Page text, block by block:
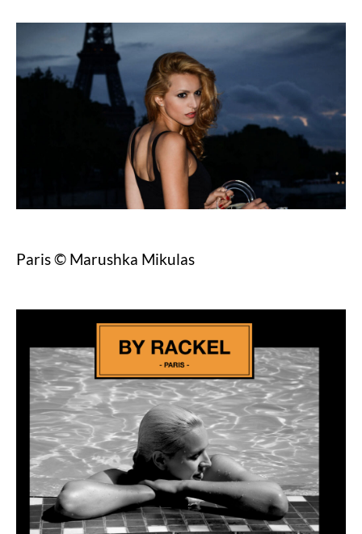
Paris © Marushka Mikulas